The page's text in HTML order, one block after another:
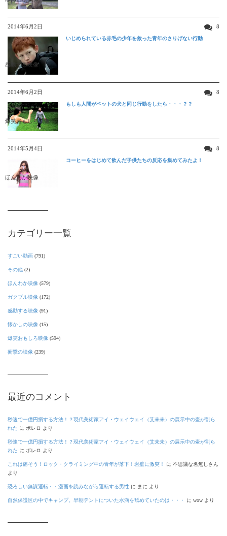
2014年6月2日 8
感動する映像
いじめられている赤毛の少年を救った青年のさりげない行動
2014年6月2日 8
爆笑おもしろ映像
もしも人間がペットの犬と同じ行動をしたら・・・？？
2014年5月4日 8
ほんわか映像
コーヒーをはじめて飲んだ子供たちの反応を集めてみたよ！
カテゴリー一覧
すごい動画 (791)
その他 (2)
ほんわか映像 (579)
ガクブル映像 (172)
感動する映像 (91)
懐かしの映像 (15)
爆笑おもしろ映像 (594)
衝撃の映像 (239)
最近のコメント
秒速で一億円損する方法！？現代美術家アイ・ウェイウェイ（艾未未）の展示中の壷が割ら
れた に ボレロ より
秒速で一億円損する方法！？現代美術家アイ・ウェイウェイ（艾未未）の展示中の壷が割ら
れた に ボレロ より
これは痛そう！ロック・クライミング中の青年が落下！岩壁に激突！ に 不思議な名無しさん
より
恐ろしい無謀運転・・漫画を読みながら運転する男性 に まに より
自然保護区の中でキャンプ。早朝テントについた水滴を舐めていたのは・・・ に wow より